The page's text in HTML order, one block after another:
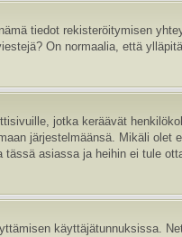
tiedot rekisteröitymisen
On normaalia, että
jotka keräävät
järjestelmäänsä. Mikäli
asiassa ja heihin ei tule
käyttäjätunnuksissa.